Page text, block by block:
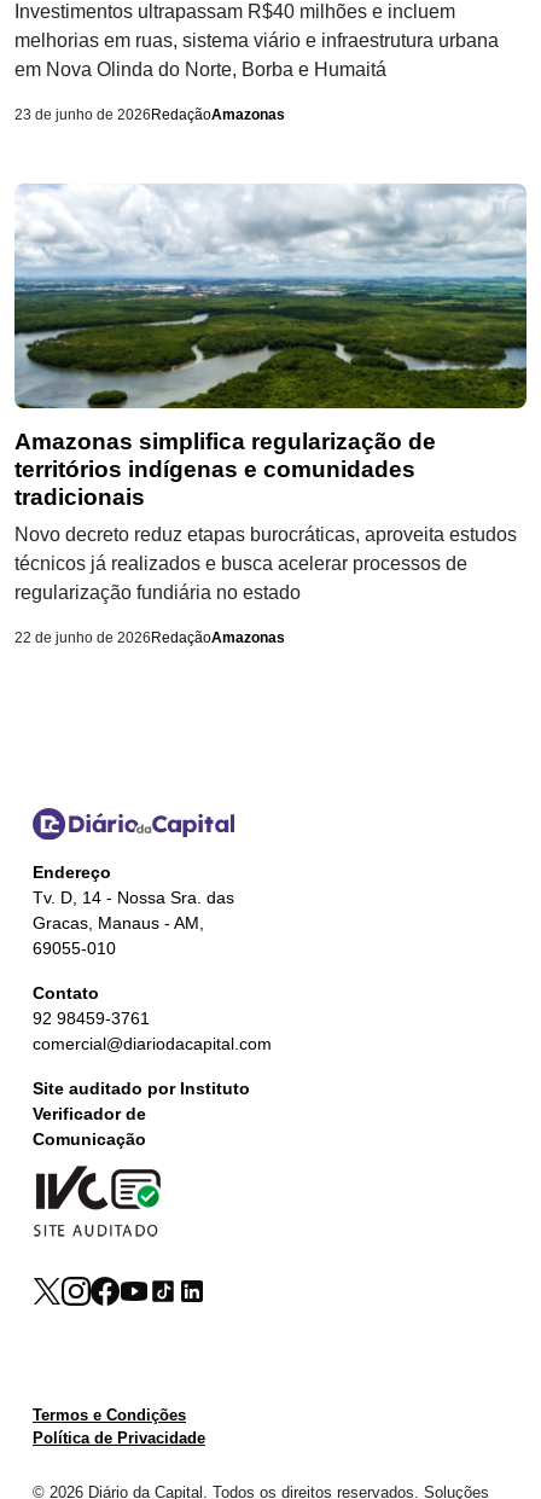
Investimentos ultrapassam R$40 milhões e incluem
melhorias em ruas, sistema viário e infraestrutura urbana
em Nova Olinda do Norte, Borba e Humaitá
23 de junho de 2026 RedaçãoAmazonas
Amazonas simplifica regularização de
territórios indígenas e comunidades
tradicionais
Novo decreto reduz etapas burocráticas, aproveita estudos
técnicos já realizados e busca acelerar processos de
regularização fundiária no estado
22 de junho de 2026 RedaçãoAmazonas
Endereço
Tv. D, 14 - Nossa Sra. das
Gracas, Manaus - AM,
69055-010
Contato
92 98459-3761
comercial@diariodacapital.com
Site auditado por Instituto
Verificador de
Comunicação
© 2026 Diário da Capital. Todos os direitos reservados. Soluções
Termos e Condições
Política de Privacidade